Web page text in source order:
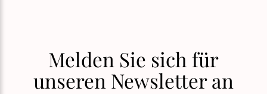
Melden Sie sich für
unseren Newsletter an